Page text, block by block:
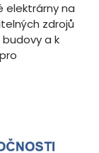
elektrárny na
zdrojů
a k